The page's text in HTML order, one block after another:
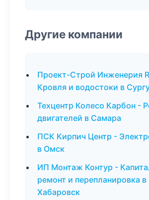
Другие компании
Проект-Строй Инженерия
Кровля и водостоки в
Техцентр Колесо Карбон -
двигателей в Самара
ПСК Кирпич Центр -
в Омск
ИП Монтаж Контур -
ремонт и перепланировка в
Хабаровск